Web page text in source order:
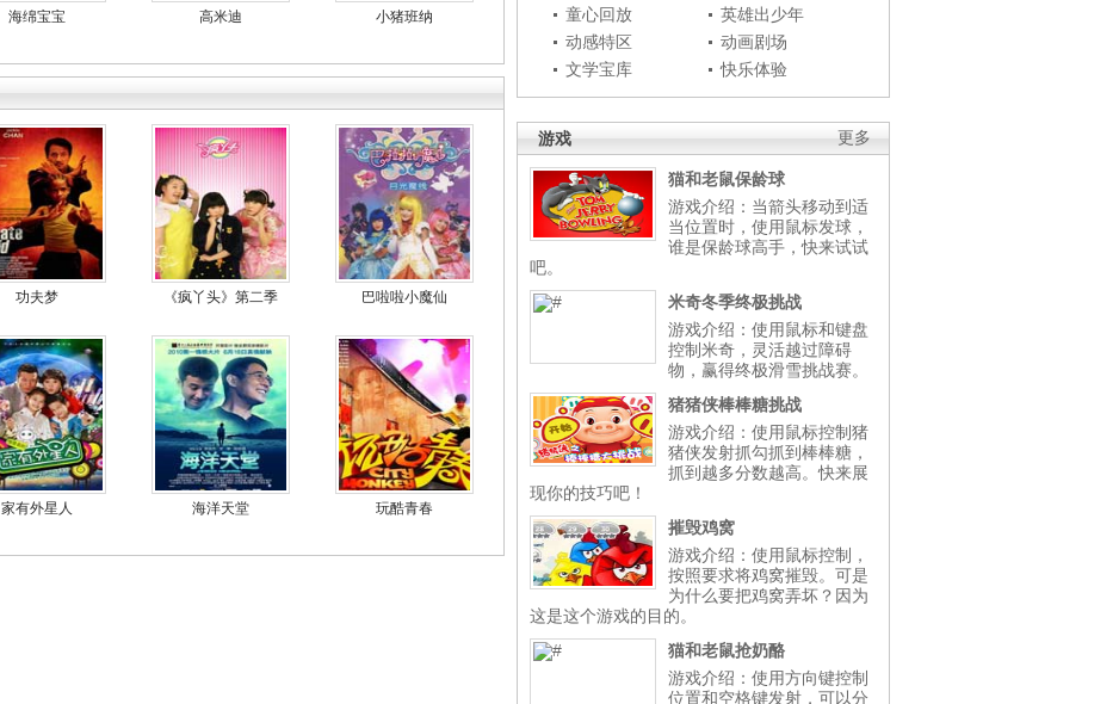
海绵宝宝 高米迪 小猪班纳
功夫梦 《疯丫头》第二季 巴啦啦小魔仙
家有外星人 海洋天堂 玩酷青春
童心回放
英雄出少年
动感特区
动画剧场
文学宝库
快乐体验
更多
游戏
猫和老鼠保龄球
游戏介绍：当箭头移动到适
当位置时，使用鼠标发球，
谁是保龄球高手，快来试试
吧。
米奇冬季终极挑战
游戏介绍：使用鼠标和键盘
控制米奇，灵活越过障碍
物，赢得终极滑雪挑战赛。
猪猪侠棒棒糖挑战
游戏介绍：使用鼠标控制猪
猪侠发射抓勾抓到棒棒糖，
抓到越多分数越高。快来展
现你的技巧吧！
摧毁鸡窝
游戏介绍：使用鼠标控制，
按照要求将鸡窝摧毁。可是
为什么要把鸡窝弄坏？因为
这是这个游戏的目的。
猫和老鼠抢奶酪
游戏介绍：使用方向键控制
位置和空格键发射，可以分